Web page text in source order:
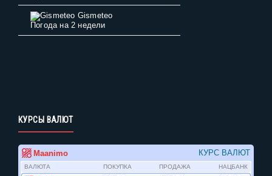
Gismeteo
Погода на 2 недели
КУРСЫ ВАЛЮТ